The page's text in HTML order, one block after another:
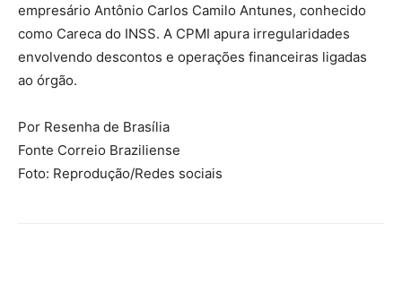
empresário Antônio Carlos Camilo Antunes, conhecido
como Careca do INSS. A CPMI apura irregularidades
envolvendo descontos e operações financeiras ligadas
ao órgão.
Por Resenha de Brasília
Fonte Correio Braziliense
Foto: Reprodução/Redes sociais